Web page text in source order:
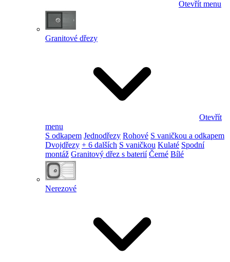
Otevřít menu
Granitové dřezy
Otevřít
menu
S odkapem Jednodřezy Rohové S vaničkou a odkapem
Dvojdřezy + 6 dalších S vaničkou Kulaté Spodní
montáž Granitový dřez s baterií Černé Bílé
Nerezové